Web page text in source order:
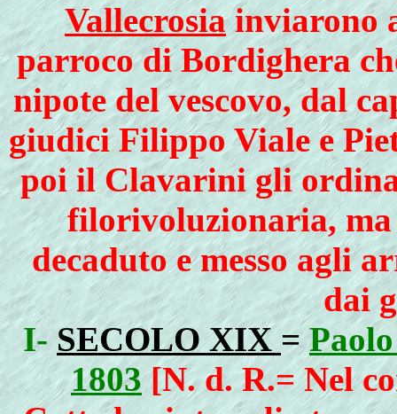
Vallecrosiainviarono
parroco di Bordighera
nipote del vescovo, dal
giudici Filippo Viale e
poi il Clavarini gli
filorivoluzionaria,
decaduto e messo agli
dai
I-SECOLO XIX=
1803 [N. d. R.= Nel